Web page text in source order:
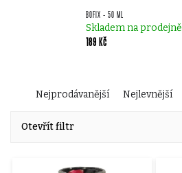
BOFIX - 50 ML
Skladem na prodejně
189 Kč
Ř
a
Nejprodávanější Nejlevnější
Otevřít filtr